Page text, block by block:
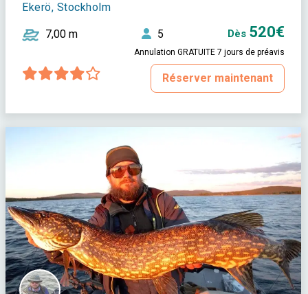
Ekerö, Stockholm
7,00 m 5 Dès 520€
Annulation GRATUITE 7 jours de préavis
Réserver maintenant